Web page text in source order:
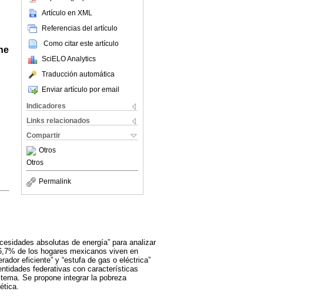
Artículo en XML
Referencias del artículo
Como citar este artículo
SciELO Analytics
Traducción automática
Enviar artículo por email
Indicadores
Links relacionados
Compartir
Otros
Otros
Permalink
absolutas de energía” para analizar
de los hogares mexicanos viven en
eficiente” y “estufa de gas o eléctrica”
federativas con características
Se propone integrar la pobreza